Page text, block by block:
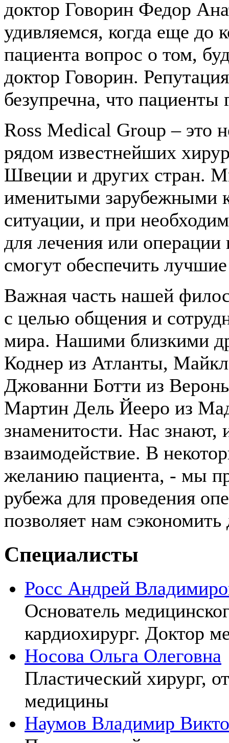
доктор Говорин Федор
удивляемся, когда еще до
пациента вопрос о том,
доктор Говорин.
безупречна, что пациенты
Ross Medical Group – это
рядом известнейших
Швеции и других стран.
именитыми зарубежными
ситуации, и при
для лечения или
смогут обеспечить
Важная часть нашей
с целью общения и
мира. Нашими близкими
Коднер из Атланты,
Джованни Ботти из
Мартин Дель Йееро из
знаменитости. Нас
взаимодействие. В
желанию пациента, - мы
рубежа для проведения
позволяет нам
Специалисты
Росс Андрей
Основатель
кардиохирург. Доктор
Носова Ольга Олеговна
Пластический хирург,
медицины
Наумов Владимир